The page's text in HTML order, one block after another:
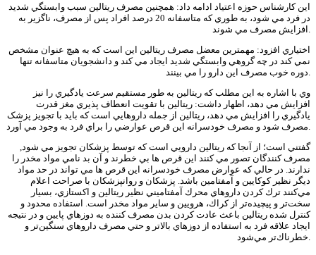
اين کارشناس حوزه اعتياد ادامه داد: همچنين مصرف ريتالين سبب وابستگي شديد
در فرد مي شود، به طوري که متاسفانه 20 درصد افراد پس از مصرف، ناگزير به
اختياري افزود: مهمترين معضل مصرف ريتالين اين است که به هيچ عنوان مشخص
نمي کند در چه گروهي وابستگي شديد ايجاد مي کند و دانشجويان متاسفانه تنها
وي با اشاره به اين مطلب که ريتالين به طور مستقيم سرعت يادگيري را نيز
افزايش مي دهد، اظهار داشت: ريتالين با تقويت انعطاف پذيري مغز قدرت
يادگيري را افزايش مي دهد، ريتالين از جمله داروهايي است که بايد با تجويز پزشک
گفتني است؛ از آنجا که ريتالين دارويي است که توسط پزشکان تجويز مي شود,
مصرف کنندگان تصور مي کنند اين قرص ها بي خطرند و آن بد نامي مواد مخدر را
ندارند. در حالي که عوارض مصرف خودسرانه اين قرص ها مي تواند در حد مواد
ديگر نظير کوکايين و آمفتامين باشد. پزشکان و روانپزشکان با صراحت اعلام
مي‌كنند ترك كردن داروهاي محرك آمفتاميني نظير ريتالين و اكستازي، بسيار
سخت‌تر و پيچيده‌تر از كراك، هرويين و ساير مواد مخدر است. استفاده محدود و
كنترل شده ريتالين باعث عادت كردن بدن مصرف كننده به دوزهاي پايين و در نتيجه
ايجاد علاقه فرد به استفاده از دوزهاي بالاتر و حتي مصرف داروهاي سنگين‌تر و